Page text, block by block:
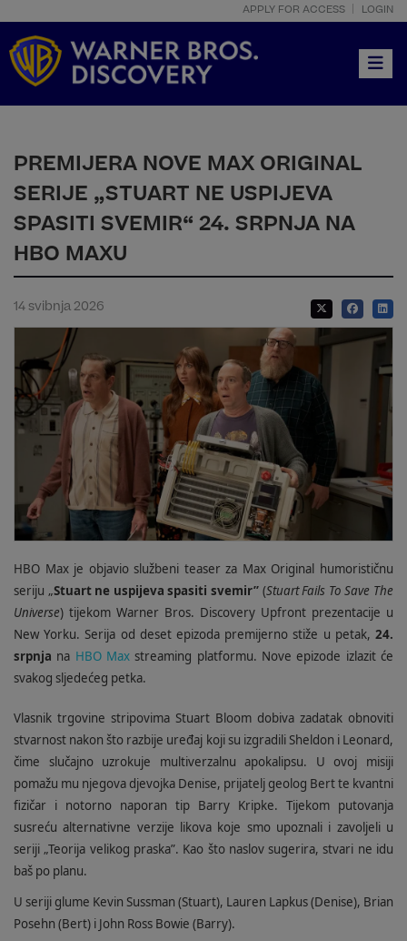
APPLY FOR ACCESS LOGIN
PREMIJERA NOVE MAX ORIGINAL
SERIJE „STUART NE USPIJEVA
SPASITI SVEMIR“ 24. SRPNJA NA
HBO MAXU
14 svibnja 2026
HBO Max je objavio službeni teaser za Max Original humorističnu
seriju „Stuart ne uspijeva spasiti svemir” (Stuart Fails To Save The
Universe) tijekom Warner Bros. Discovery Upfront prezentacije u
New Yorku. Serija od deset epizoda premijerno stiže u petak, 24.
srpnja na HBO Max streaming platformu. Nove epizode izlazit će
svakog sljedećeg petka.
Vlasnik trgovine stripovima Stuart Bloom dobiva zadatak obnoviti
stvarnost nakon što razbije uređaj koji su izgradili Sheldon i Leonard,
čime slučajno uzrokuje multiverzalnu apokalipsu. U ovoj misiji
pomažu mu njegova djevojka Denise, prijatelj geolog Bert te kvantni
fizičar i notorno naporan tip Barry Kripke. Tijekom putovanja
susreću alternativne verzije likova koje smo upoznali i zavoljeli u
seriji „Teorija velikog praska”. Kao što naslov sugerira, stvari ne idu
baš po planu.
U seriji glume Kevin Sussman (Stuart), Lauren Lapkus (Denise), Brian
Posehn (Bert) i John Ross Bowie (Barry).